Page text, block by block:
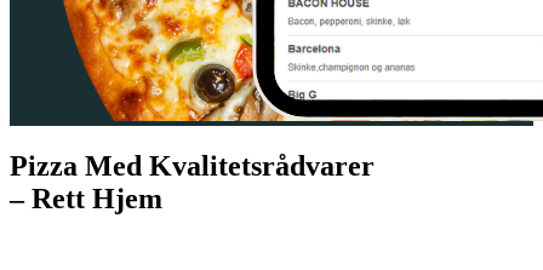
Pizza Med Kvalitetsrådvarer
– Rett Hjem